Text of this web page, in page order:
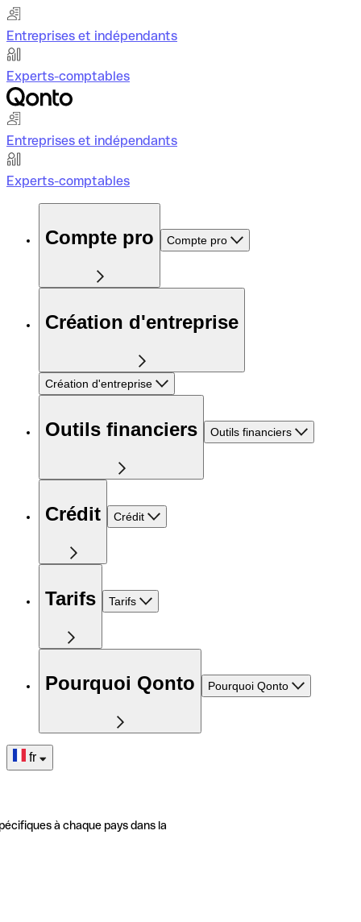
Entreprises et indépendants
Experts-comptables
Entreprises et indépendants
Experts-comptables
Compte pro Compte pro
Création d'entreprise
Création d'entreprise
Outils financiers Outils financiers
Crédit Crédit
Tarifs Tarifs
Pourquoi Qonto Pourquoi Qonto
fr
à chaque pays dans la